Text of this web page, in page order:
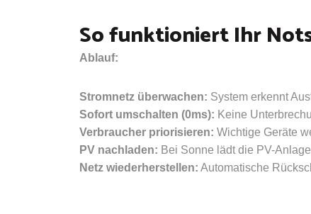
So funktioniert Ihr
Ablauf:
Stromnetz überwachen: System erkennt
Sofort umschalten (0ms): Keine
Verbraucher priorisieren: Wichtige Geräte
PV nachladen: Bei Sonne lädt die PV-
Netz wiederherstellen: Automatische